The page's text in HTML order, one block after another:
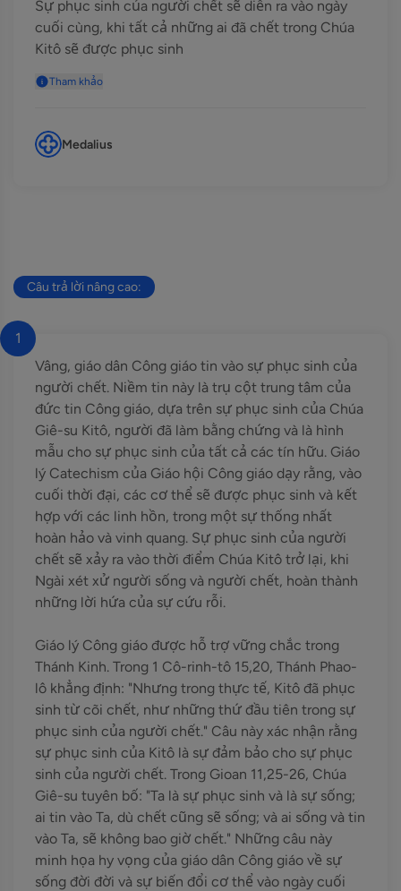
Sự phục sinh của người chết sẽ diễn ra vào ngày
cuối cùng, khi tất cả những ai đã chết trong Chúa
Kitô sẽ được phục sinh
Tham khảo
Medalius
Câu trả lời nâng cao:
1
Vâng, giáo dân Công giáo tin vào sự phục sinh của
người chết. Niềm tin này là trụ cột trung tâm của
đức tin Công giáo, dựa trên sự phục sinh của Chúa
Giê-su Kitô, người đã làm bằng chứng và là hình
mẫu cho sự phục sinh của tất cả các tín hữu. Giáo
lý Catechism của Giáo hội Công giáo dạy rằng, vào
cuối thời đại, các cơ thể sẽ được phục sinh và kết
hợp với các linh hồn, trong một sự thống nhất
hoàn hảo và vinh quang. Sự phục sinh của người
chết sẽ xảy ra vào thời điểm Chúa Kitô trở lại, khi
Ngài xét xử người sống và người chết, hoàn thành
những lời hứa của sự cứu rỗi.
Giáo lý Công giáo được hỗ trợ vững chắc trong
Thánh Kinh. Trong 1 Cô-rinh-tô 15,20, Thánh Phao-
lô khẳng định: "Nhưng trong thực tế, Kitô đã phục
sinh từ cõi chết, như những thứ đầu tiên trong sự
phục sinh của người chết." Câu này xác nhận rằng
sự phục sinh của Kitô là sự đảm bảo cho sự phục
sinh của người chết. Trong Gioan 11,25-26, Chúa
Giê-su tuyên bố: "Ta là sự phục sinh và là sự sống;
ai tin vào Ta, dù chết cũng sẽ sống; và ai sống và tin
vào Ta, sẽ không bao giờ chết." Những câu này
minh họa hy vọng của giáo dân Công giáo về sự
sống đời đời và sự biến đổi cơ thể vào ngày cuối